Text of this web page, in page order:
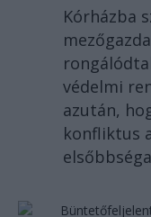
Kórházba
védelmi
azután,
konfliktus